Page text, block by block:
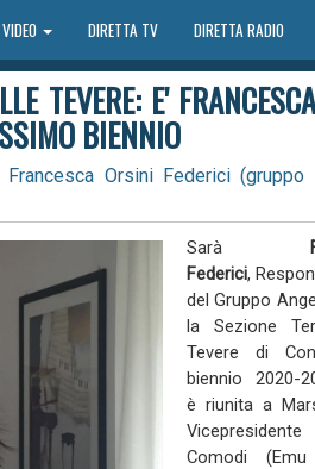
VIDEO DIRETTA TV DIRETTA RADIO
TEVERE: E'
BIENNIO
Orsini Federici
Sarà
Federici,
del Gruppo
la Sezione
Tevere di
biennio 2020-
è riunitaa
Comodi (Emu